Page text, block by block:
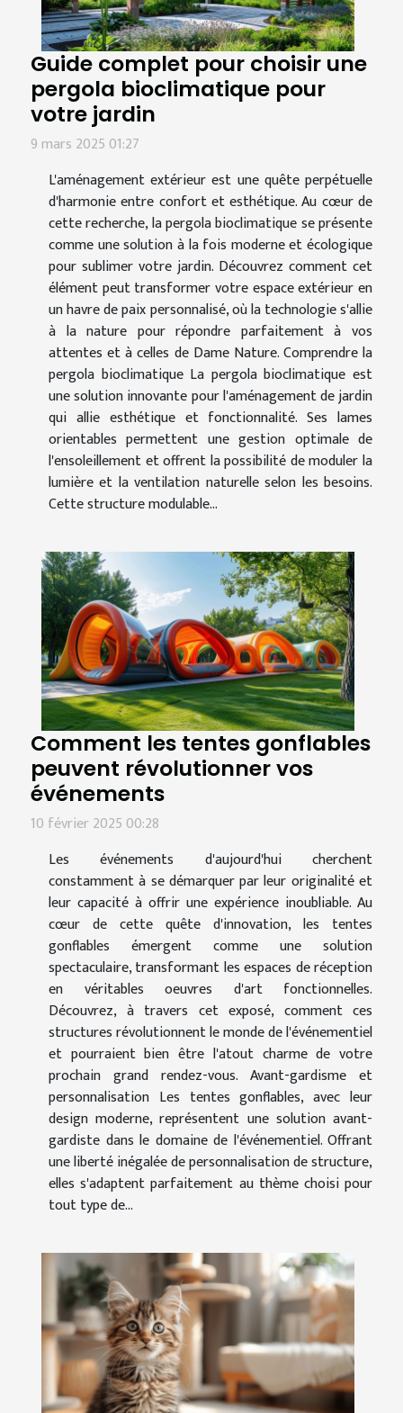
Guide complet pour choisir une
pergola bioclimatique pour
votre jardin
9 mars 2025 01:27
L'aménagement extérieur est une quête perpétuelle
d'harmonie entre confort et esthétique. Au cœur de
cette recherche, la pergola bioclimatique se présente
comme une solution à la fois moderne et écologique
pour sublimer votre jardin. Découvrez comment cet
élément peut transformer votre espace extérieur en
un havre de paix personnalisé, où la technologie s'allie
à la nature pour répondre parfaitement à vos
attentes et à celles de Dame Nature. Comprendre la
pergola bioclimatique La pergola bioclimatique est
une solution innovante pour l'aménagement de jardin
qui allie esthétique et fonctionnalité. Ses lames
orientables permettent une gestion optimale de
l'ensoleillement et offrent la possibilité de moduler la
lumière et la ventilation naturelle selon les besoins.
Cette structure modulable...
Comment les tentes gonflables
peuvent révolutionner vos
événements
10 février 2025 00:28
Les événements d'aujourd'hui cherchent
constamment à se démarquer par leur originalité et
leur capacité à offrir une expérience inoubliable. Au
cœur de cette quête d'innovation, les tentes
gonflables émergent comme une solution
spectaculaire, transformant les espaces de réception
en véritables oeuvres d'art fonctionnelles.
Découvrez, à travers cet exposé, comment ces
structures révolutionnent le monde de l'événementiel
et pourraient bien être l'atout charme de votre
prochain grand rendez-vous. Avant-gardisme et
personnalisation Les tentes gonflables, avec leur
design moderne, représentent une solution avant-
gardiste dans le domaine de l'événementiel. Offrant
une liberté inégalée de personnalisation de structure,
elles s'adaptent parfaitement au thème choisi pour
tout type de...